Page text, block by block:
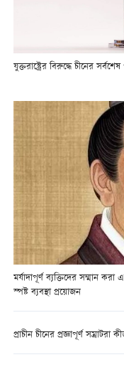
যুক্তরাষ্ট্রের বিরুদ্ধে চীনের সর্বশেষ
মর্যাদাপূর্ণ ব্যক্তিদের সম্মান
স্পষ্ট ব্যবস্থা প্রয়োজন
প্রাচীন চীনের প্রজ্ঞাপূর্ণ